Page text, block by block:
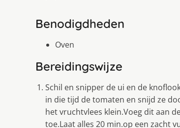
Benodigdheden
Oven
Bereidingswijze
Schil en snipper de ui en de
in die tijd de tomaten en snijd ze
het vruchtvlees klein.Voeg dit aan
toe.Laat alles 20 min.op een zacht